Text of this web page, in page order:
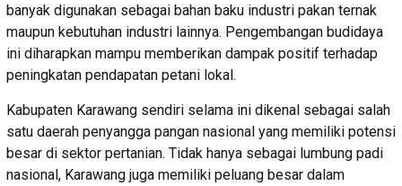
banyak digunakan sebagai bahan baku industri pakan ternak
maupun kebutuhan industri lainnya. Pengembangan budidaya
ini diharapkan mampu memberikan dampak positif terhadap
peningkatan pendapatan petani lokal.
Kabupaten Karawang sendiri selama ini dikenal sebagai salah
satu daerah penyangga pangan nasional yang memiliki potensi
besar di sektor pertanian. Tidak hanya sebagai lumbung padi
nasional, Karawang juga memiliki peluang besar dalam